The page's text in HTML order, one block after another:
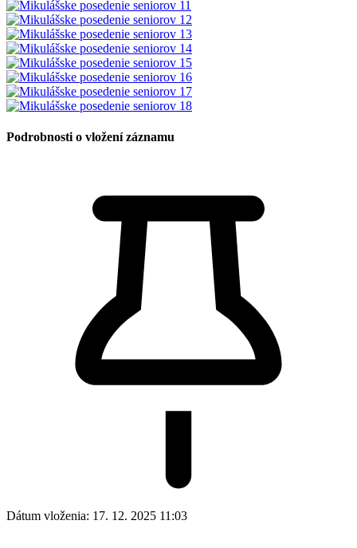
Podrobnosti o vložení záznamu
Dátum vloženia: 17. 12. 2025 11:03